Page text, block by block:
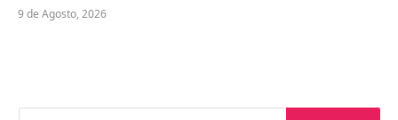
9 de Agosto, 2026